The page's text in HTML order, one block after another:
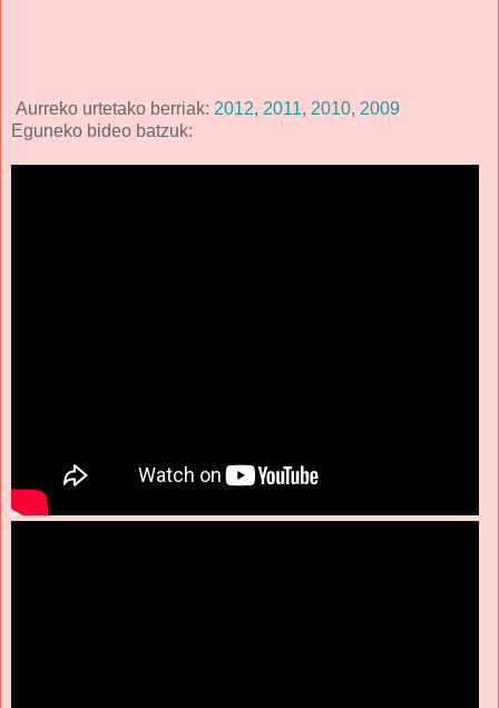
Aurreko urtetako berriak: 2012, 2011, 2010, 2009
Eguneko bideo batzuk: